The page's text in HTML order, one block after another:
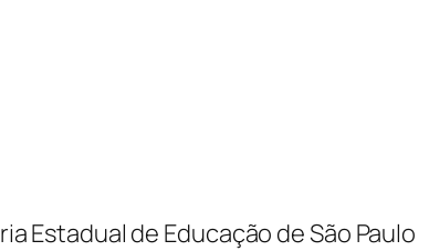
Estadual de Educação de São Paulo